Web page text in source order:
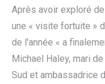
Après avoir exploré
une « visite fortuite »
de l’année « a
Michael Haley, mari
Sud et ambassadrice